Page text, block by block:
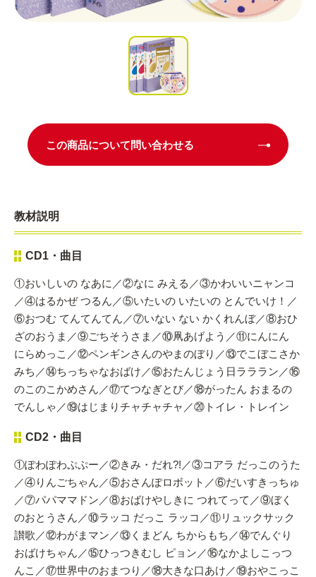
この商品について問い合わせる
教材説明
CD1・曲目
①おいしいの なあに／②なに みえる／③かわいいニャンコ
／④はるかぜ つるん／⑤いたいの いたいの とんでいけ！／
⑥おつむ てんてんてん／⑦いない ない かくれんぼ／⑧おひ
ざのおうま／⑨ごちそうさま／⑩凧あげよう／⑪にんにん
にらめっこ／⑫ペンギンさんのやまのぼり／⑬でこぼこさか
みち／⑭ちっちゃなおばけ／⑮おたんじょう日ラララン／⑯
のこのこかめさん／⑰てつなぎとび／⑱がったん おまるの
でんしゃ／⑲はじまりチャチャチャ／⑳トイレ・トレイン
CD2・曲目
①ぽわぽわぷぷー／②きみ・だれ?!／③コアラ だっこのうた
／④りんごちゃん／⑤おさんぽロボット／⑥だいすきっちゅ
／⑦パパママドン／⑧おばけやしきに つれてって／⑨ぼく
のおとうさん／⑩ラッコ だっこ ラッコ／⑪リュックサック
讃歌／⑫わがまマン／⑬くまどん ちからもち／⑭でんぐり
おばけちゃん／⑮ひっつきむし ピョン／⑯なかよしこっつ
んこ／⑰世界中のおまつり／⑱大きな口あけ／⑲おやこっこ